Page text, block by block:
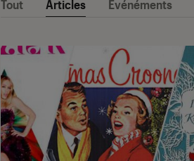
Tout Articles Événéments